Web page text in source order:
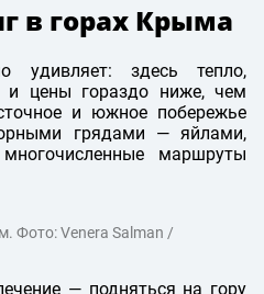
в горах Крыма
удивляет: здесь тепло,
и цены гораздо ниже, чем
и южное побережье
грядами — яйлами,
маршруты
Фото: Venera Salman /
— подняться на гору